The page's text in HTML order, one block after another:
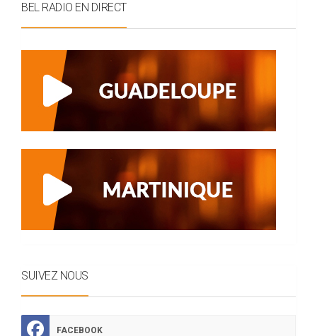
BEL RADIO EN DIRECT
SUIVEZ NOUS
FACEBOOK